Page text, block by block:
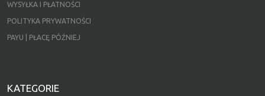
WYSYŁKA I PŁATNOŚCI
POLITYKA PRYWATNOŚCI
PAYU | PŁACĘ PÓŹNIEJ
KATEGORIE